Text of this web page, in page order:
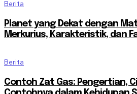
Berita
Planet yang Dekat dengan
Merkurius, Karakteristik, dan
Berita
Contoh Zat Gas: Pengertian,